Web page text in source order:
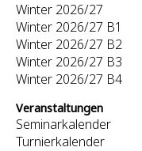
Winter 2026/27
Winter 2026/27 B1
Winter 2026/27 B2
Winter 2026/27 B3
Winter 2026/27 B4
Veranstaltungen
Seminarkalender
Turnierkalender